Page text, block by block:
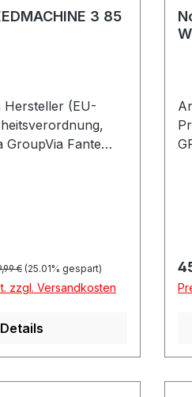
3 85
Hersteller (EU-
GroupVia Fante
Preis:
€ (25.01% gespart)
zzgl. Versandkosten
Details